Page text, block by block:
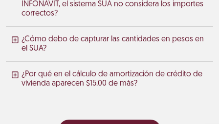
INFONAVIT, el sistema SUA no considera los importes
correctos?
¿Cómo debo de capturar las cantidades en pesos en
el SUA?
¿Por qué en el cálculo de amortización de crédito de
vivienda aparecen $15.00 de más?